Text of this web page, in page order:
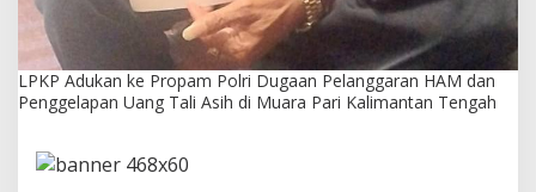
H
A
d
a
e
LPKP Adukan ke Propam Polri Dugaan Pelanggaran HAM dan
Penggelapan Uang Tali Asih di Muara Pari Kalimantan Tengah